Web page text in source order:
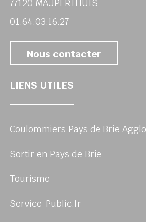
77120 MAUPERTHUIS
01.64.03.16.27
Nous contacter
LIENS UTILES
Coulommiers Pays de Brie Agglo
Sortir en Pays de Brie
Tourisme
Service-Public.fr